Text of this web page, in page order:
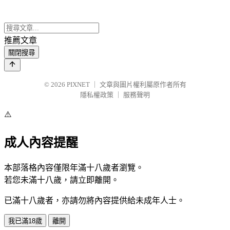
推薦文章
關閉搜尋
© 2026 PIXNET
文章與圖片權利屬原作者所有
隱私權政策
服務聲明
⚠️
成人內容提醒
本部落格內容僅限年滿十八歲者瀏覽。
若您未滿十八歲，請立即離開。
已滿十八歲者，亦請勿將內容提供給未成年人士。
我已滿18歲 離開